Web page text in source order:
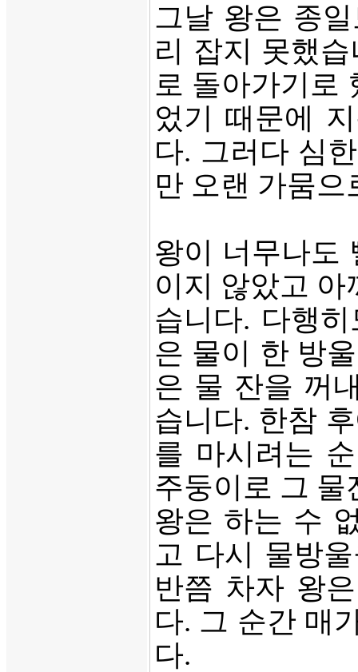
그날 왕은 종
리 잡지 못했
로 돌아가기로
었기 때문에
다. 그러다 심
만 오랜 가뭄
왕이 너무나도
이지 않았고
습니다. 다행
은 물이 한 방
은 물 잔을 꺼
습니다. 한참
를 마시려는
주둥이로 그 물
왕은 하는 수
고 다시 물방
반쯤 차자 왕
다. 그 순간 매
다.